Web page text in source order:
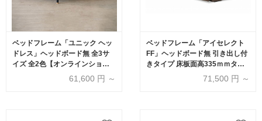
ベッドフレーム「ユニック ヘッ
ドレス」ヘッドボード無 全3サ
イズ 全2色【オンラインショッ
61,600 円 ～
ベッドフレーム「アイセレクト
FF」ヘッドボード無 引き出し付
きタイプ 床板面高335ｍｍタイ
71,500 円 ～